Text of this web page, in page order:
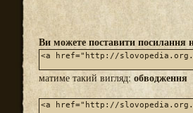
Ви можете поставити посилання
матиме такий вигляд: обводження